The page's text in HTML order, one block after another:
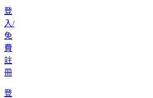
登
入/
免
費
註
冊
登